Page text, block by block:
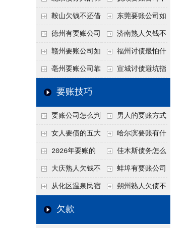
力企业化解应收账款
难题
证人能不能找？担保
人的连带责任怎么追
敢透漏的追回方法是
什么？
鞍山欠钱不还借
口太多？2026年这3
句反问话术，直接把
他后路堵死
东莞要账公司如
何有效要账讨债？20
26年合法追债经验总
结！
德州有要账公司
吗？如何合法讨债才
不沾风险？
济南熟人欠钱不
还？
赣州要账公司如
何有效讨债？合法追
债四步秘籍
福州讨债最怕什
么？2026年这两个关
亳州要账公司靠
谱吗？合法讨债四步
宣城讨债避坑指
回！
要账技巧
要账公司怎么判
断这个案子能不能
接？接案评估的标准
男人的要账方式
是什么呢？
女人要债的五大
绝招,轻松搞定
哈尔滨要账有什
么合法手段？2026年
最新追账方式总结！
2026年要账的
七个小方法
佳木斯债务怎么
追回呢？2026年成功
要账就用这2招
大庆熟人欠钱不
还躲猫猫？2026年这
个“诉前调解”成功率
蚌埠有要账公司
吗？2026年这3个方
从化区温泉民宿
老板借钱不还？2026
朔州熟人欠债不
欠款